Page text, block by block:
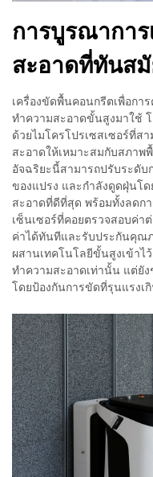
การบูรณากา
สะอาดที่ทันส
เครื่องขัดพื้นคอนกรีตเพื่อกา
ทำความสะอาดขั้นสูงมาใช้
ด้วยไมโครโปรเซสเซอร์ที่ส
สะอาดให้เหมาะสมกับสภาพ
อัจฉริยะนี้สามารถปรับระดับ
ของแปรง และกำลังดูดฝุ่นโ
สะอาดที่ดีที่สุด พร้อมทั้งลดก
เซ็นเซอร์ที่คอยตรวจสอบค่า
ค่าได้ทันทีและรับประกันคุณ
ผสานเทคโนโลยีขั้นสูงเข้าไ
ทำความสะอาดเท่านั้น แต่ยั
โดยป้องกันการขัดที่รุนแรงเ